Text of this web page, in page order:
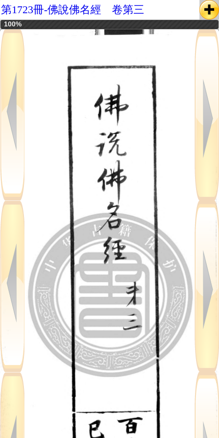
第1723冊-佛說佛名經 卷第三
100%